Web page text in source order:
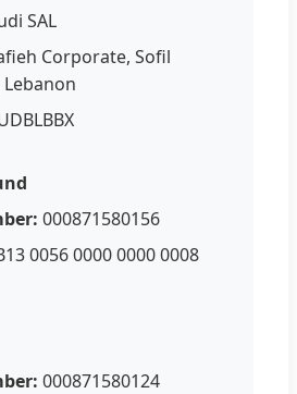
SAL
Corporate, Sofil
Lebanon
000871580156
0056 0000 0000 0008
000871580124